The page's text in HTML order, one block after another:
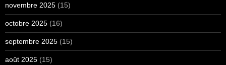
novembre 2025 (15)
octobre 2025 (16)
septembre 2025 (15)
août 2025 (15)